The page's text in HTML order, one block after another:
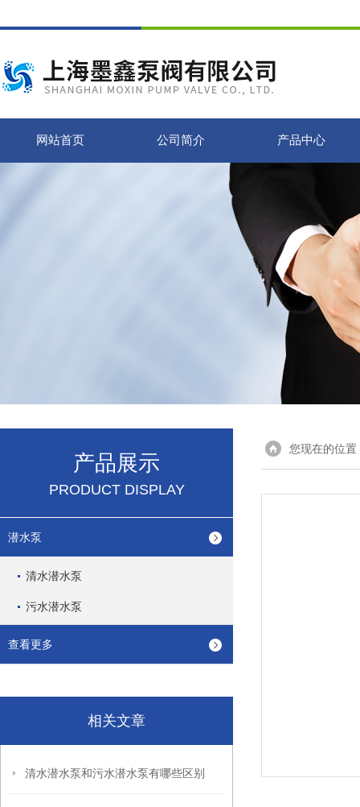
网站首页 公司简介 产品中心
产品展示
PRODUCT DISPLAY
潜水泵
清水潜水泵
污水潜水泵
查看更多
相关文章
清水潜水泵和污水潜水泵有哪些区别
您现在的位置